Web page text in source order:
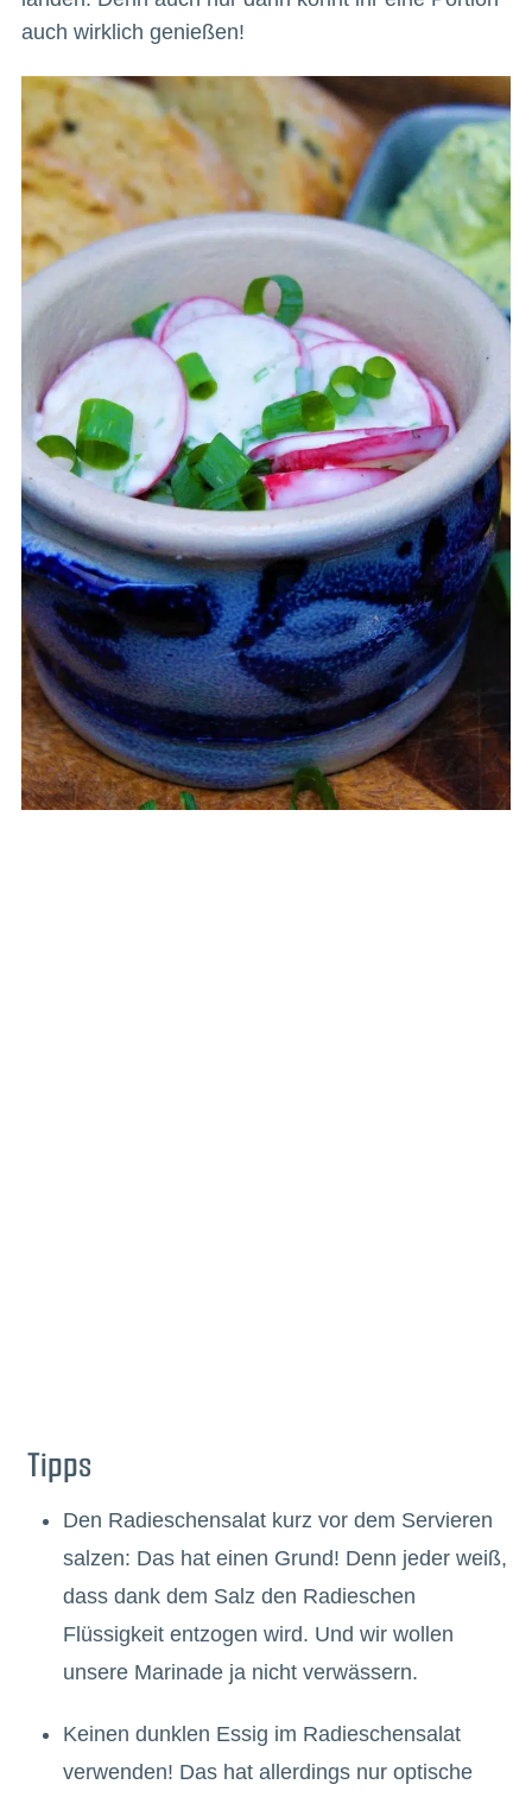
auch wirklich genießen!
Tipps
Den Radieschensalat kurz vor dem Servieren
salzen: Das hat einen Grund! Denn jeder weiß,
dass dank dem Salz den Radieschen
Flüssigkeit entzogen wird. Und wir wollen
unsere Marinade ja nicht verwässern.
Keinen dunklen Essig im Radieschensalat
verwenden! Das hat allerdings nur optische